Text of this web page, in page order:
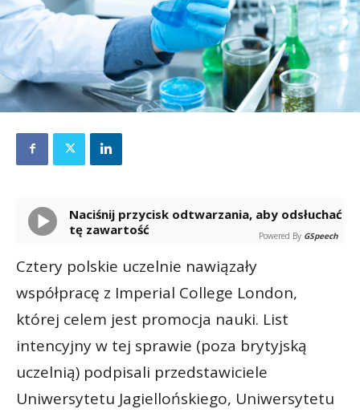
Naciśnij przycisk odtwarzania, aby odsłuchać
tę zawartość
Powered By GSpeech
Cztery polskie uczelnie nawiązały
współpracę z Imperial College London,
której celem jest promocja nauki. List
intencyjny w tej sprawie (poza brytyjską
uczelnią) podpisali przedstawiciele
Uniwersytetu Jagiellońskiego, Uniwersytetu